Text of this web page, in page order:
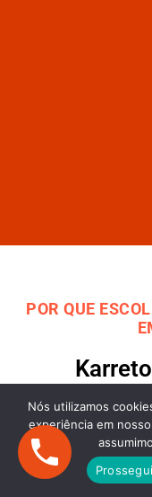
POR QUE
Embala
Nossa
Nós utilizamos
experiência em